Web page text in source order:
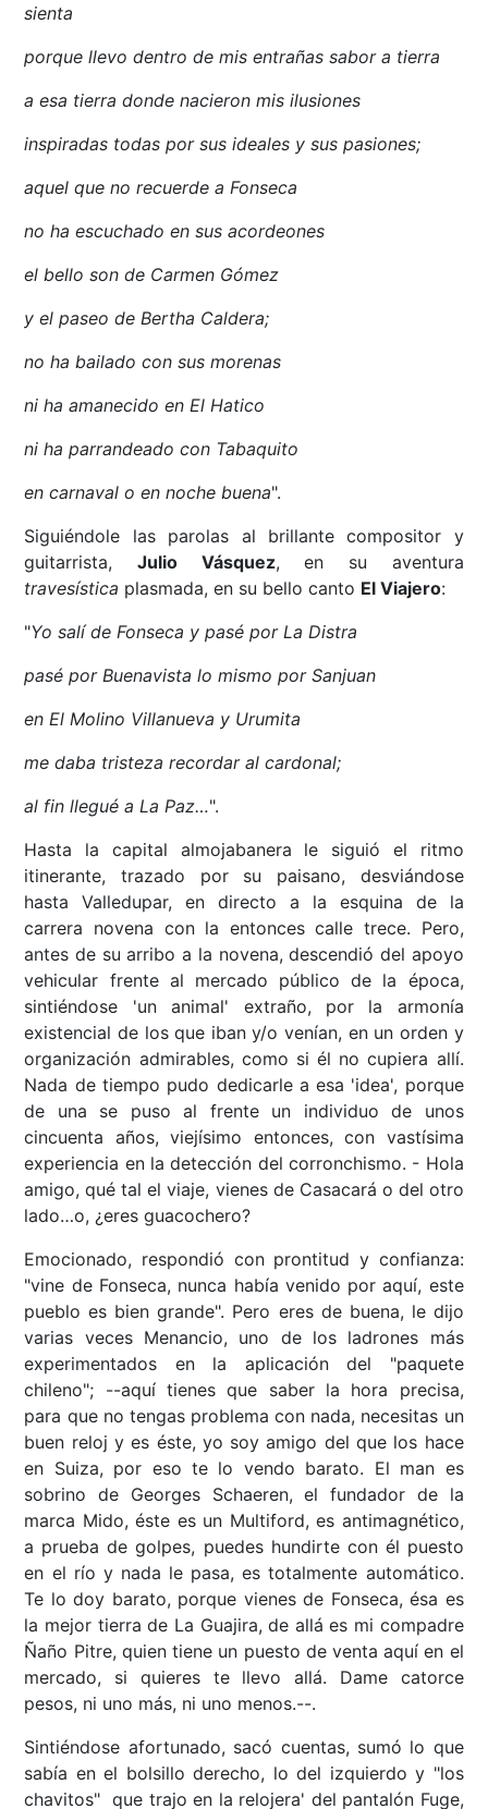
sienta
porque llevo dentro de mis entrañas sabor a tierra
a esa tierra donde nacieron mis ilusiones
inspiradas todas por sus ideales y sus pasiones;
aquel que no recuerde a Fonseca
no ha escuchado en sus acordeones
el bello son de Carmen Gómez
y el paseo de Bertha Caldera;
no ha bailado con sus morenas
ni ha amanecido en El Hatico
ni ha parrandeado con Tabaquito
en carnaval o en noche buena".
Siguiéndole las parolas al brillante compositor y
guitarrista,Julio Vásquez, en su aventura
travesística plasmada, en su bello canto El Viajero:
"Yo salí de Fonseca y pasé por La Distra
pasé por Buenavista lo mismo por Sanjuan
en El Molino Villanueva y Urumita
me daba tristeza recordar al cardonal;
al fin llegué a La Paz…".
Hasta la capital almojabanera le siguió el ritmo
itinerante, trazado por su paisano, desviándose
hasta Valledupar, en directo a la esquina de la
carrera novena con la entonces calle trece. Pero,
antes de su arribo a la novena, descendió del apoyo
vehicular frente al mercado público de la época,
sintiéndose 'un animal' extraño, por la armonía
existencial de los que iban y/o venían, en un orden y
organización admirables, como si él no cupiera allí.
Nada de tiempo pudo dedicarle a esa 'idea', porque
de una se puso al frente un individuo de unos
cincuenta años, viejísimo entonces, con vastísima
experiencia en la detección del corronchismo. - Hola
amigo, qué tal el viaje, vienes de Casacará o del otro
lado…o, ¿eres guacochero?
Emocionado, respondió con prontitud y confianza:
"vine de Fonseca, nunca había venido por aquí, este
pueblo es bien grande". Pero eres de buena, le dijo
varias veces Menancio, uno de los ladrones más
experimentados en la aplicación del "paquete
chileno"; --aquí tienes que saber la hora precisa,
para que no tengas problema con nada, necesitas un
buen reloj y es éste, yo soy amigo del que los hace
en Suiza, por eso te lo vendo barato. El man es
sobrino de Georges Schaeren, el fundador de la
marca Mido, éste es un Multiford, es antimagnético,
a prueba de golpes, puedes hundirte con él puesto
en el río y nada le pasa, es totalmente automático.
Te lo doy barato, porque vienes de Fonseca, ésa es
la mejor tierra de La Guajira, de allá es mi compadre
Ñaño Pitre, quien tiene un puesto de venta aquí en el
mercado, si quieres te llevo allá. Dame catorce
pesos, ni uno más, ni uno menos.--.
Sintiéndose afortunado, sacó cuentas, sumó lo que
sabía en el bolsillo derecho, lo del izquierdo y "los
chavitos" que trajo en la relojera' del pantalón Fuge,